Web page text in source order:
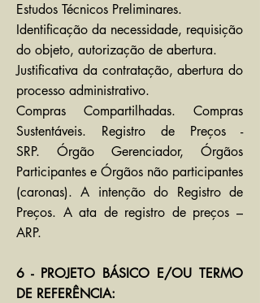
Estudos Técnicos Preliminares.
Identificação da necessidade, requisição
do objeto, autorização de abertura.
Justificativa da contratação, abertura do
processo administrativo.
Compras Compartilhadas. Compras
Sustentáveis. Registro de Preços -
SRP. Órgão Gerenciador, Órgãos
Participantes e Órgãos não participantes
(caronas). A intenção do Registro de
Preços. A ata de registro de preços –
ARP.
6 - PROJETO BÁSICO E/OU TERMO
DE REFERÊNCIA: